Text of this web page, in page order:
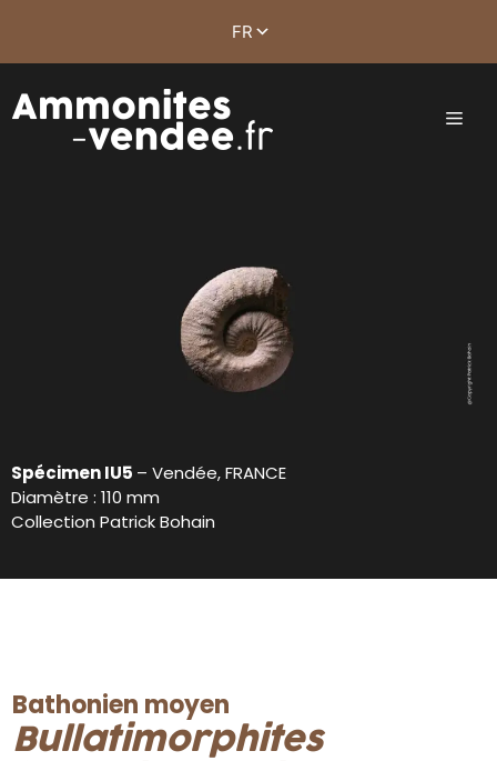
Spécimen IU5 – Vendée, FRANCE
Diamètre : 110 mm
Collection Patrick Bohain
Bathonien moyen
Bullatimorphites